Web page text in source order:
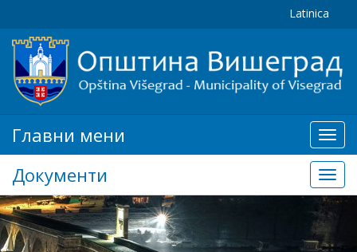
Latinica
мени
Главни мени
Документи